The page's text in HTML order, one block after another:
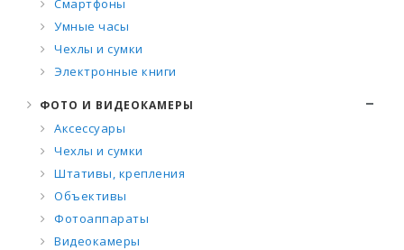
Смартфоны
Умные часы
Чехлы и сумки
Электронные книги
ФОТО И ВИДЕОКАМЕРЫ
Аксессуары
Чехлы и сумки
Штативы, крепления
Объективы
Фотоаппараты
Видеокамеры